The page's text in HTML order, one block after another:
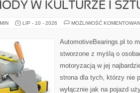
W KULTURZE I
LIP - 10 - 2026 MOŻLIWOŚĆ
AutomotiveBearings.pl to
stworzone z myślą o
motoryzacją w jej
strona dla tych, którzy nie
wyłącznie jak na pojazd